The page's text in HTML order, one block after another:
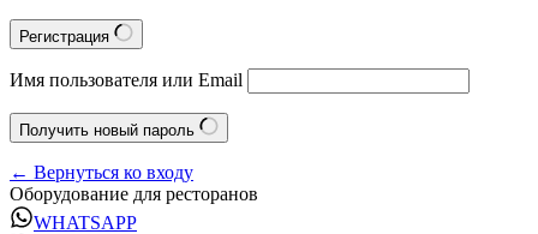
Регистрация
Имя пользователя или Email
Получить новый пароль
← Вернуться ко входу
Оборудование для ресторанов
WHATSAPP